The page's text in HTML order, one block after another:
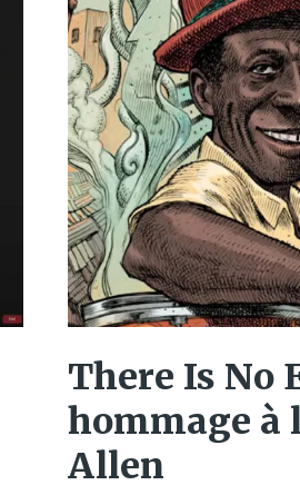
There Is No
hommage à
Allen